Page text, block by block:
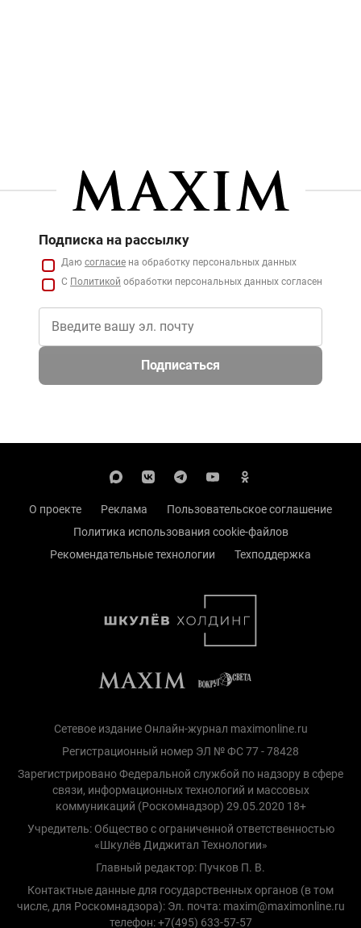
Подписка на рассылку
Даю согласие на обработку персональных данных
С Политикой обработки персональных данных согласен
Подписаться
О проекте Реклама
Пользовательское соглашение
Политика использования cookie-файлов
Рекомендательные технологии
Техподдержка
Сетевое издание Онлайн-журнал maximonline.ru
Регистрационный номер ЭЛ № ФС 77 - 78428
Зарегистрировано Федеральной службой по надзору в сфере
связи, информационных технологий и массовых
коммуникаций (Роскомнадзор) 29.05.2020 18+
Учредитель: Общество с ограниченной ответственностью
«Шкулёв Диджитал Технологии»
Главный редактор: Пучков П. В.
Контактные данные для государственных органов (в том
числе, для Роскомнадзора): Эл. почта: maxim@maximonline.ru
телефон: +7(495) 633-57-57